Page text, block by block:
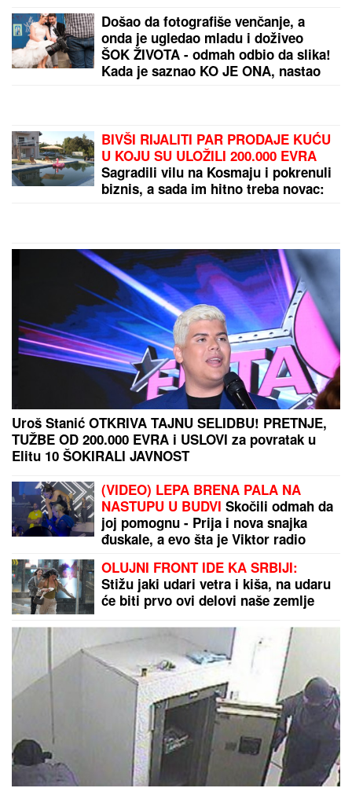
"UZNEMIREN SAM, BRAT MI JE
OKRUŽEN POŽARIMA"Darko
Tanasijević očajan zbog loše
RAZVELA SE OD KOLEGE I
PROCVETALAPevačica u vrtoglavim
štiklama i haljini pripijenoj uz telo
(FOTO) GORI KOMO!Devojka Bake Praseta zapalila
društvene mreže: Milena objavila vrele fotke iz
Došao da fotografiše venčanje, a
onda je ugledao mladu i doživeo
ŠOK ŽIVOTA - odmah odbio da slika!
Kada je saznao KO JE ONA, nastao
je opšti HAOS
BIVŠI RIJALITI PAR PRODAJE KUĆU
U KOJU SU ULOŽILI 200.000 EVRA
Sagradili vilu na Kosmaju i pokrenuli
biznis, a sada im hitno treba novac:
"To je razlog prodaje"